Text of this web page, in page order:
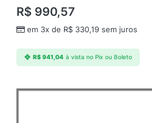
R$ 990,57
em 3x de R$ 330,19 sem juros
R$941,04 à vista no Pix ou Boleto